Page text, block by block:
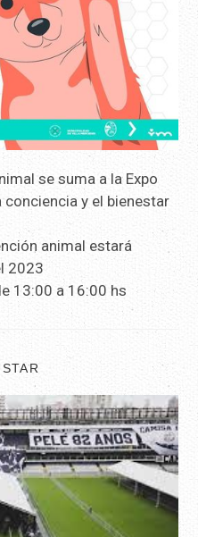
se suma a la Expo
y el bienestar
animal estará
2023
13:00 a 16:00 hs